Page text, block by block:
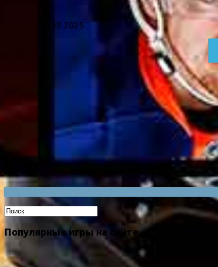
08.12.2025
Популярные игры на сайте